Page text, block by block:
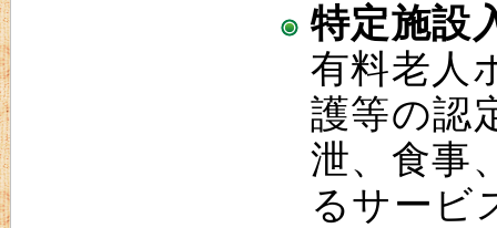
特定施設
有料老人
護等の認
泄、食事
るサービ